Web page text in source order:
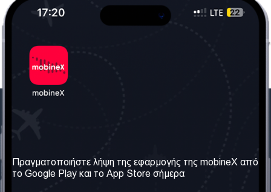
Σχετικά με εμάς
Οι Υπηρεσίες μας
Όροι & Προϋποθέσεις
Πολιτική Απορρήτου
Πραγματοποιήστε λήψη της εφαρμογής της mobineX από
το Google Play και το App Store σήμερα